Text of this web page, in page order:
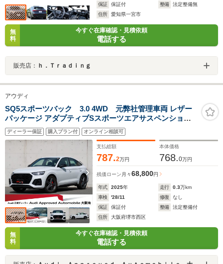
保証
保証付 整備
法定整備無
住所
愛知県一宮市
無
料
今すぐ在庫確認・見積依頼
電話する
販売店： ｈ．Ｔｒａｄｉｎｇ
アウディ
SQ5スポーツバック 3.0 4WD 元弊社管理車両 レザー
パッケージ アダプティブSスポーツエアサスペンション
ブラック Audi rings & ブラックスタイリングパッケージ
(Audi exclusive) TVチューナー
ディーラー保証 購入プラン付 オンライン相談可
支払総額
787.2万円
本体価格
768.0万円
残価ローン 月々68,800円
年式 2025年 走行 0.3万km
車検
'28/11 修復
なし
保証
保証付 整備
法定整備付
住所
大阪府堺市西区
無
料
今すぐ在庫確認・見積依頼
電話する